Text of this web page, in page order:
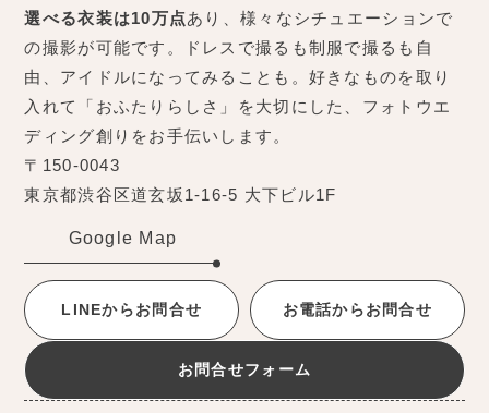
選べる衣装は10万点あり、様々なシチュエーションで
の撮影が可能です。ドレスで撮るも制服で撮るも自
由、アイドルになってみることも。好きなものを取り
入れて「おふたりらしさ」を大切にした、フォトウエ
ディング創りをお手伝いします。
〒150-0043
東京都渋谷区道玄坂1-16-5 大下ビル1F
Google Map
LINEからお問合せ お電話からお問合せ
お問合せフォーム